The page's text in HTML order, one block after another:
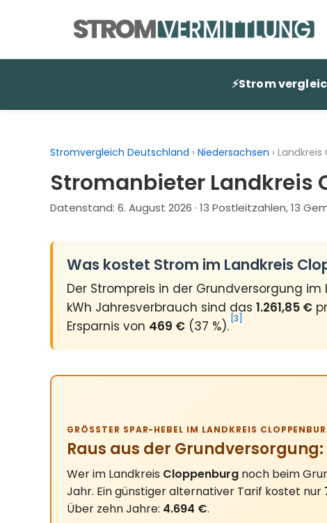
⚡Strom
Stromvergleich Deutschland › Niedersachsen › Landkreis
Stromanbieter Landkreis
Datenstand: 6. August 2026 · 13 Postleitzahlen, 13
Was kostet Strom im Landkreis
Der Strompreis in der Grundversorgung im
kWh Jahresverbrauch sind das 1.261,85 €
Ersparnis von 469 € (37 %). [3]
GRÖSSTER SPAR-HEBEL IM LANDKREIS CLOPPENBURG
Raus aus der
Wer im Landkreis Cloppenburg noch beim
Jahr. Ein günstiger alternativer Tarif kostet nur
Über zehn Jahre: 4.694 €.